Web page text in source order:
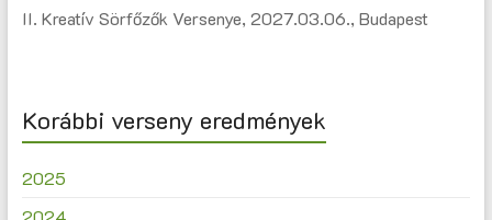
II. Kreatív Sörfőzők Versenye, 2027.03.06., Budapest
Korábbi verseny eredmények
2025